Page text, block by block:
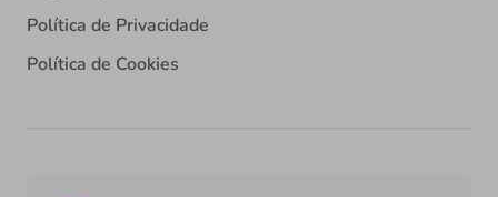
Política de Privacidade
Política de Cookies